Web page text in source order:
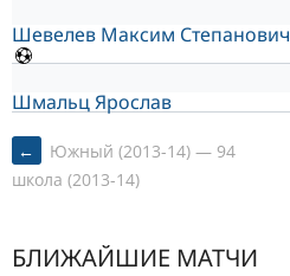
Шевелев Максим Степанович
Шмальц Ярослав
POST
NAVIGATION
←
Южный (2013-14) — 94
школа (2013-14)
БЛИЖАЙШИЕ МАТЧИ